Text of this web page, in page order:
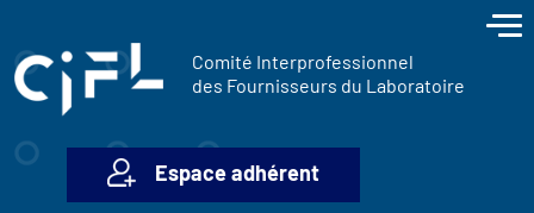
Comité Interprofessionnel
des Fournisseurs du Laboratoire
Espace adhérent